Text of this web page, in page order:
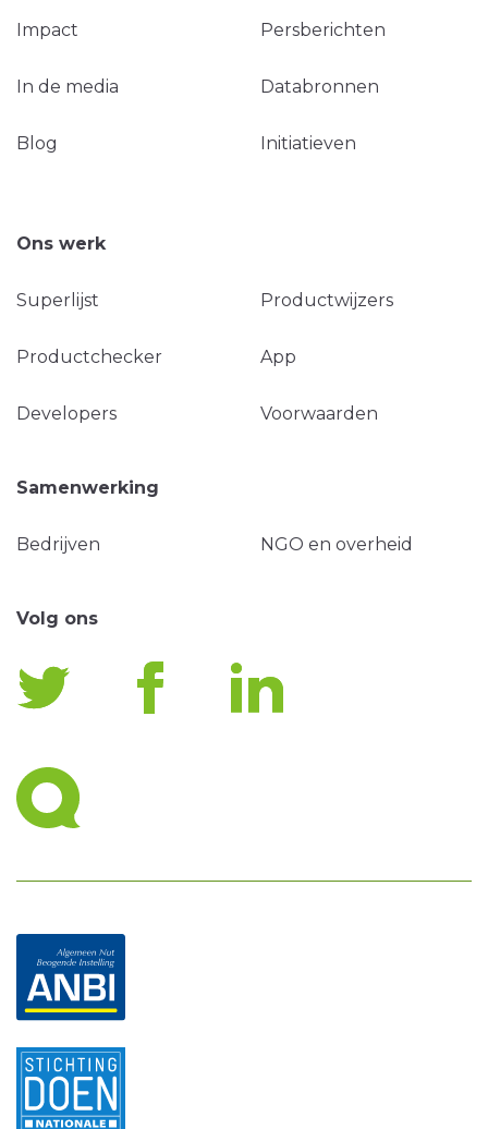
Impact Persberichten
In de media Databronnen
Blog Initiatieven
Ons werk
Superlijst Productwijzers
Productchecker App
Developers Voorwaarden
Samenwerking
Bedrijven NGO en overheid
Volg ons